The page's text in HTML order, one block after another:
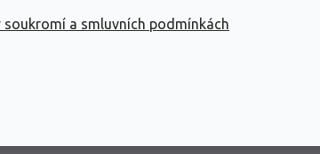
soukromí a smluvních podmínkách